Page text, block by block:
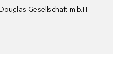
Gesellschaft m.b.H.